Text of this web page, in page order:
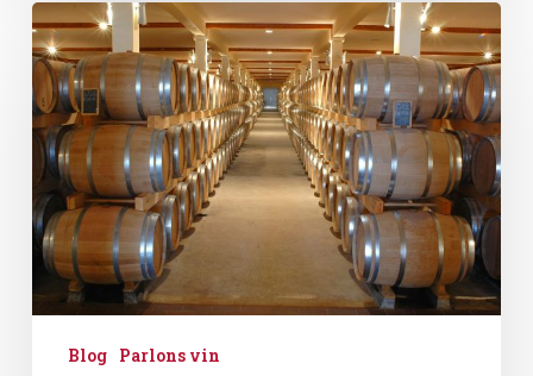
Tous
savoir
sur
un
vin
vendanges
tardives
Blog Parlons vin